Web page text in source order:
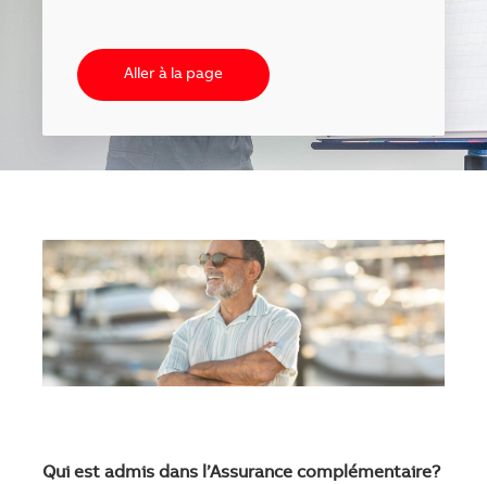
Aller à la page
Qui est admis dans l’Assurance complémentaire?